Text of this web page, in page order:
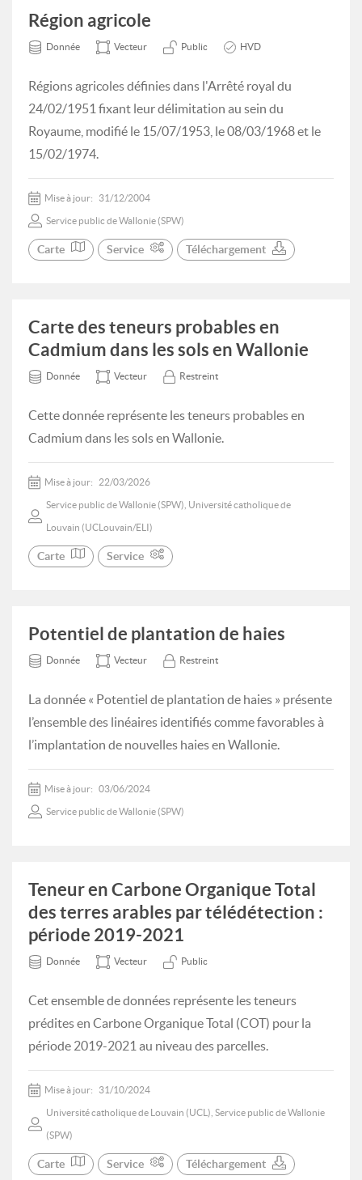
Région agricole
Donnée Vecteur Public HVD
Régions agricoles définies dans l'Arrêté royal du
24/02/1951 fixant leur délimitation au sein du
Royaume, modifié le 15/07/1953, le 08/03/1968 et le
15/02/1974.
Mise à jour: 31/12/2004
Service public de Wallonie (SPW)
Carte Service Téléchargement
Carte des teneurs probables en
Cadmium dans les sols en Wallonie
Donnée Vecteur Restreint
Cette donnée représente les teneurs probables en
Cadmium dans les sols en Wallonie.
Mise à jour: 22/03/2026
Service public de Wallonie (SPW), Université catholique de
Louvain (UCLouvain/ELI)
Carte Service
Potentiel de plantation de haies
Donnée Vecteur Restreint
La donnée « Potentiel de plantation de haies » présente
l’ensemble des linéaires identifiés comme favorables à
l’implantation de nouvelles haies en Wallonie.
Mise à jour: 03/06/2024
Service public de Wallonie (SPW)
Teneur en Carbone Organique Total
des terres arables par télédétection :
période 2019-2021
Donnée Vecteur Public
Cet ensemble de données représente les teneurs
prédites en Carbone Organique Total (COT) pour la
période 2019-2021 au niveau des parcelles.
Mise à jour: 31/10/2024
Université catholique de Louvain (UCL), Service public de Wallonie
(SPW)
Carte Service Téléchargement